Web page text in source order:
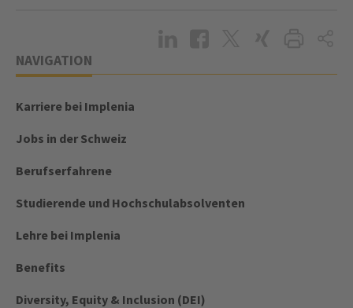
NAVIGATION
Karriere bei Implenia
Jobs in der Schweiz
Berufserfahrene
Studierende und Hochschulabsolventen
Lehre bei Implenia
Benefits
Diversity, Equity & Inclusion (DEI)